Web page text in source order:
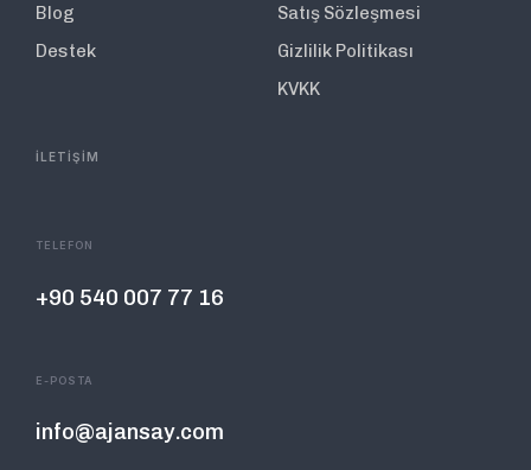
Blog
Destek
Satış Sözleşmesi
Gizlilik Politikası
KVKK
İLETİŞİM
TELEFON
+90 540 007 77 16
E-POSTA
info@ajansay.com